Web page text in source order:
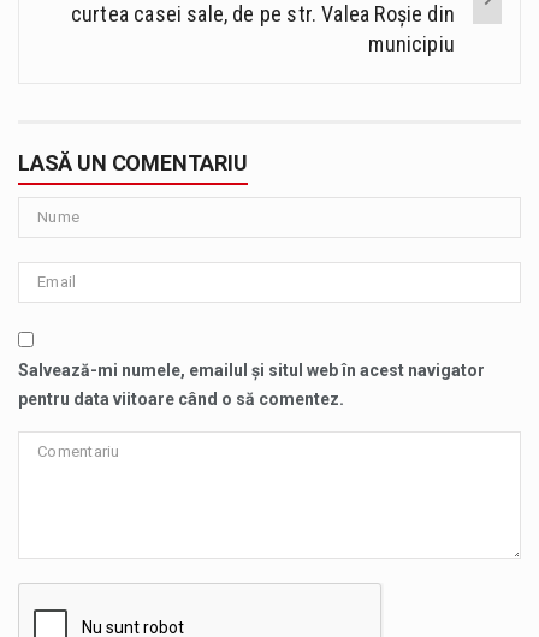
curtea casei sale, de pe str. Valea Roșie din
municipiu
LASĂ UN COMENTARIU
Salvează-mi numele, emailul și situl web în acest navigator
pentru data viitoare când o să comentez.